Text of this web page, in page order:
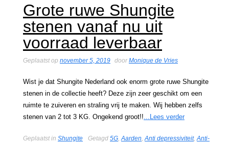
Grote ruwe Shungite
stenen vanaf nu uit
voorraad leverbaar
Geplaatst op november 5, 2019 door Monique de Vries
Wist je dat Shungite Nederland ook enorm grote ruwe Shungite
stenen in de collectie heeft? Deze zijn zeer geschikt om een
ruimte te zuiveren en straling vrij te maken. Wij hebben zelfs
stenen van 2 tot 3 KG. Ongekend groot!!...Lees verder
Geplaatst in Shungite Getagd 5G Aarden Anti depressiviteit, Anti-